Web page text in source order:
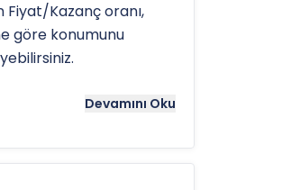
Fiyat/Kazanç oranı,
göre konumunu
araçtır. Hissenin25.2
Devamını Oku